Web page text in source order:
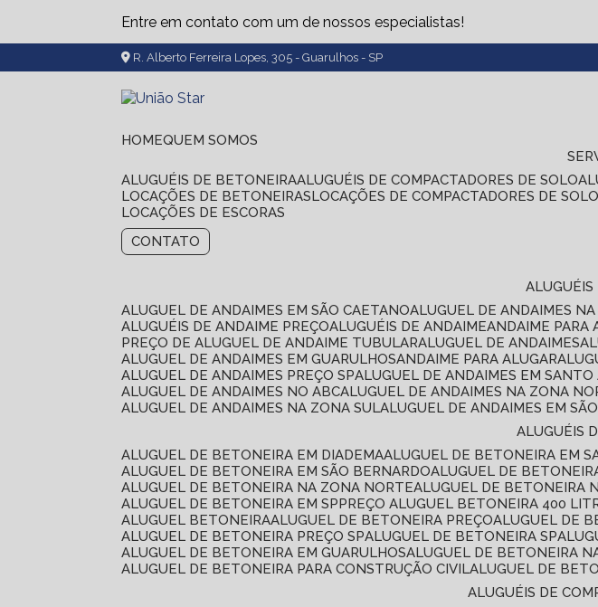
Entre em contato com um de nossos especialistas!
R. Alberto Ferreira Lopes, 305 - Guarulhos - SP
HOME
QUEM SOMOS
ALUGUÉIS DE BETONEIRA ALUGUÉIS DE COMPACTADORES DE SOLO
LOCAÇÕES DE BETONEIRAS LOCAÇÕES DE COMPACTADORES DE SOLO
LOCAÇÕES DE ESCORAS
CONTATO
ALUGUEL DE ANDAIMES EM SÃO CAETANO ALUGUEL DE ANDAIMES
ALUGUÉIS DE ANDAIME PREÇO ALUGUÉIS DE ANDAIME ANDAIME PARA
PREÇO DE ALUGUEL DE ANDAIME TUBULAR ALUGUEL DE ANDAIMES
ALUGUEL DE ANDAIMES EM GUARULHOS ANDAIME PARA ALUGAR
ALUGUEL DE ANDAIMES PREÇO SP ALUGUEL DE ANDAIMES EM
ALUGUEL DE ANDAIMES NO ABC ALUGUEL DE ANDAIMES NA ZONA
ALUGUEL DE ANDAIMES NA ZONA SUL ALUGUEL DE ANDAIMES EM
ALUGUÉIS
ALUGUEL DE BETONEIRA EM DIADEMA ALUGUEL DE BETONEIRA EM
ALUGUEL DE BETONEIRA EM SÃO BERNARDO ALUGUEL DE
ALUGUEL DE BETONEIRA NA ZONA NORTE ALUGUEL DE BETONEIRA
ALUGUEL DE BETONEIRA EM SP
PREÇO ALUGUEL BETONEIRA 400
ALUGUEL BETONEIRA ALUGUEL DE BETONEIRA PREÇO ALUGUEL DE
ALUGUEL DE BETONEIRA PREÇO SP ALUGUEL DE BETONEIRA SP
ALUGUEL DE BETONEIRA EM GUARULHOS ALUGUEL DE BETONEIRA
ALUGUEL DE BETONEIRA PARA CONSTRUÇÃO CIVIL ALUGUEL DE
ALUGUÉIS DE